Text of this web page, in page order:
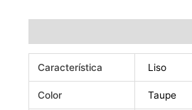
Característica Liso
Color Taupe